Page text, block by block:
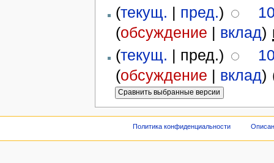
(текущ. | пред.)
(обсуждение | вклад)
(текущ. | пред.)
(обсуждение | вклад)
Политика конфиденциальности